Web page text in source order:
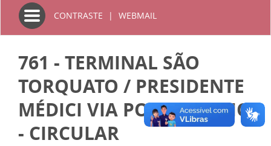
Toggle
navigation
CONTRASTE | WEBMAIL
761 - TERMINAL SÃO
TORQUATO / PRESIDENTE
MÉDICI VIA PORTO VELHO
- CIRCULAR